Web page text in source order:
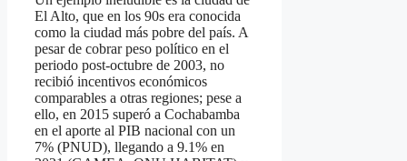
El Alto, que en los 90s era conocida
como la ciudad más pobre del país. A
pesar de cobrar peso político en el
periodo post-octubre de 2003, no
recibió incentivos económicos
comparables a otras regiones; pese a
ello, en 2015 superó a Cochabamba
en el aporte al PIB nacional con un
7% (PNUD), llegando a 9.1% en